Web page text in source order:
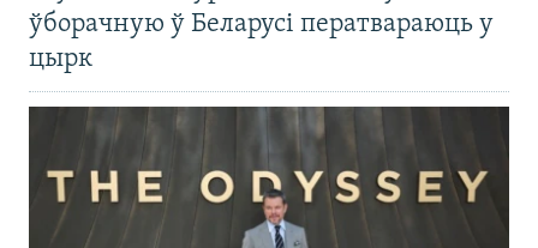
ўборачную ў Беларусі ператвараюць у
цырк